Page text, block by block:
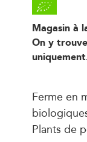
Magasin à
On y
Ferme en
Plants de